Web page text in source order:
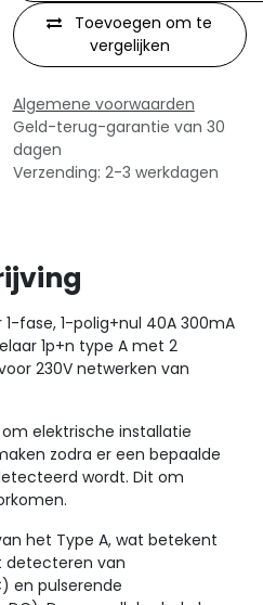
Toevoegen om te
vergelijken
Algemene voorwaarden
Geld-terug-garantie van 30
dagen
Verzending: 2-3 werkdagen
fase, 1-polig+nul 40A 300mA
1p+n type A met 2
230V netwerken van
elektrische installatie
zodra er een bepaalde
wordt. Dit om
het Type A, wat betekent
detecteren van
en pulserende